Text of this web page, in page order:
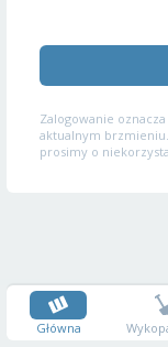
Zalogowanie
aktualnym brzmieniu.
prosimy o
Główna